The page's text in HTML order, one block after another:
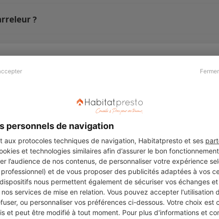
personnels de navigation
aux protocoles techniques de navigation, Habitatpresto et ses
et technologies similaires afin d’assurer le bon
l’audience de nos contenus, de personnaliser votre expérience
et de vous proposer des publicités adaptées à vos
nous permettent également de sécuriser vos échanges
services de mise en relation. Vous pouvez accepter l'utilisation
ou personnaliser vos préférences ci-dessous. Votre choix est
et peut être modifié à tout moment. Pour plus d'informations et
?
Revue de presse
Légal
Charte cookies
Suivez-nous